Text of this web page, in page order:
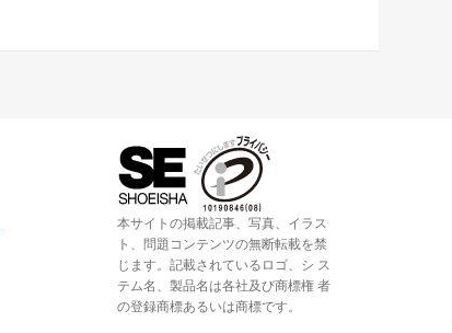
本サイトの掲載記事、写真、イラス
ト、問題コンテンツの無断転載を禁
じます。記載されているロゴ、シ ス
テム名、製品名は各社及び商標権 者
の登録商標あるいは商標です。